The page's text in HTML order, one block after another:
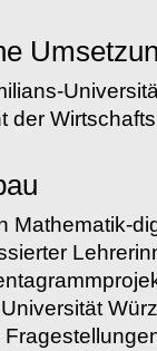
der
Mathematik-